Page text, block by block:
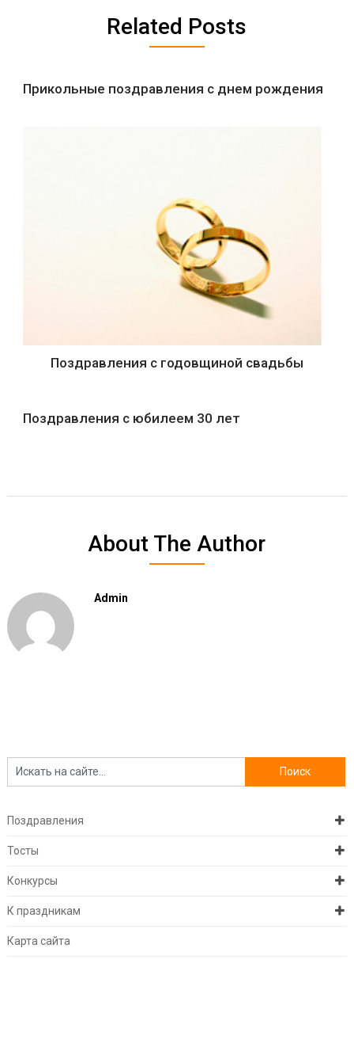
Related Posts
Прикольные поздравления с днем рождения
Поздравления с годовщиной свадьбы
Поздравления с юбилеем 30 лет
About The Author
Admin
Поздравления
Тосты
Конкурсы
К праздникам
Карта сайта